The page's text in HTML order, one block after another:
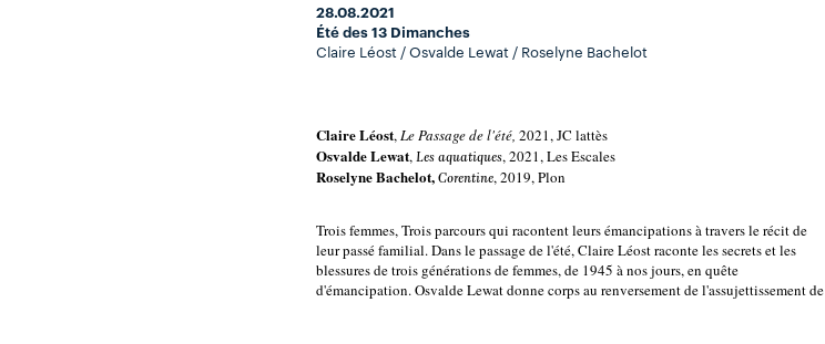
28.08.2021
Été des 13 Dimanches
Claire Léost / Osvalde Lewat / Roselyne Bachelot
Claire Léost, Le Passage de l'été, 2021, JC lattès
Osvalde Lewat, Les aquatiques, 2021, Les Escales
Roselyne Bachelot, Corentine, 2019, Plon
Trois femmes, Trois parcours qui racontent leurs émancipations à travers le récit de
leur passé familial. Dans le passage de l'été, Claire Léost raconte les secrets et les
blessures de trois générations de femmes, de 1945 à nos jours, en quête
d'émancipation. Osvalde Lewat donne corps au renversement de l'assujettissement de